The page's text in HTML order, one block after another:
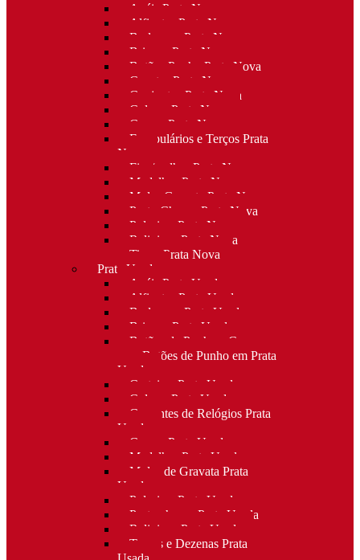
Anéis Prata Nova
Alfinetes Prata Nova
Berloques Prata Nova
Brincos Prata Nova
Botões Punho Prata Nova
Canetas Prata Nova
Conjuntos Prata Nova
Colares Prata Nova
Cruzes Prata Nova
Escapulários e Terços Prata
Nova
Fios/malhas Prata Nova
Medalhas Prata Nova
Molas Gravata Prata Nova
Porta-Chaves Prata Nova
Pulseiras Prata Nova
Religioso Prata Nova
Tiaras Prata Nova
Prata Usada
Anéis Prata Usada
Alfinetes Prata Usada
Berloques Prata Usada
Brincos Prata Usada
Botões de Punho e Capas
para Botões de Punho em Prata
Usada
Carteiras Prata Usada
Colares Prata Usada
Correntes de Relógios Prata
Usada
Cruzes Prata Usada
Medalhas Prata Usada
Molas de Gravata Prata
Usada
Pulseiras Prata Usada
Porta-chaves Prata Usada
Religioso Prata Usada
Terços e Dezenas Prata